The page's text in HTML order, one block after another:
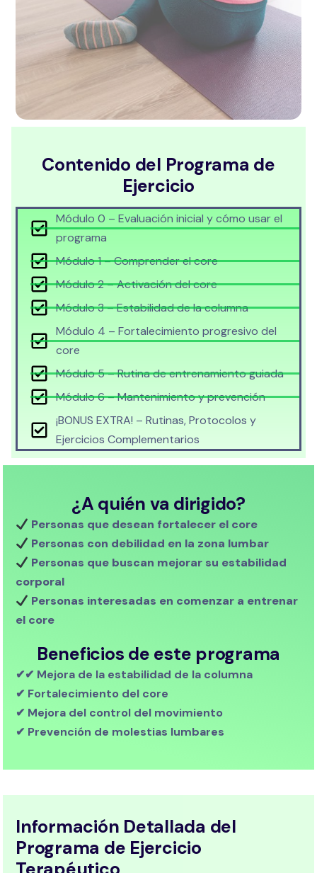
Contenido del Programa de
Ejercicio
Módulo 0 – Evaluación inicial y cómo usar el
programa
Módulo 1 – Comprender el core
Módulo 2 – Activación del core
Módulo 3 – Estabilidad de la columna
Módulo 4 – Fortalecimiento progresivo del
core
Módulo 5 – Rutina de entrenamiento guiada
Módulo 6 – Mantenimiento y prevención
¡BONUS EXTRA! – Rutinas, Protocolos y
Ejercicios Complementarios
¿A quién va dirigido?
Personas que desean fortalecer el core
Personas con debilidad en la zona lumbar
Personas que buscan mejorar su estabilidad
corporal
Personas interesadas en comenzar a entrenar
el core
Beneficios de este programa
✔✔ Mejora de la estabilidad de la columna
✔ Fortalecimiento del core
✔ Mejora del control del movimiento
✔ Prevención de molestias lumbares
Información Detallada del
Programa de Ejercicio